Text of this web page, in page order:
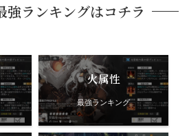
強ランキングはコチラ
火属性
最強ランキング